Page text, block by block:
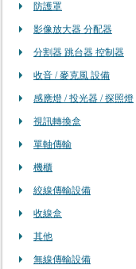
防護罩
影像放大器 分配器
分割器 跳台器 控制器
收音 / 麥克風 設備
感應燈 / 投光器 / 探照燈
視訊轉換盒
單軸傳輸
機櫃
絞線傳輸設備
收線盒
其他
無線傳輸設備